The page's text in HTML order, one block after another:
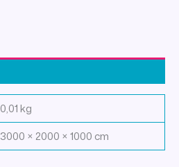
0,01 kg
3000 × 2000 × 1000 cm